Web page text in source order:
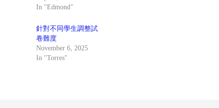
In "Edmond"
針對不同學生調整試
卷難度
November 6, 2025
In "Torres"